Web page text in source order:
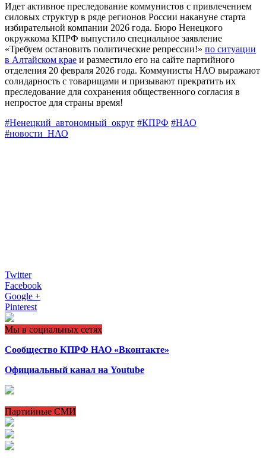
Идет активное преследование коммунистов с привлечением
силовых структур в ряде регионов России накануне старта
избирательной компании 2026 года. Бюро Ненецкого
окружкома КПРФ выпустило специальное заявление
«Требуем остановить политические репрессии!» по ситуации
в Алтайском крае и разместило его на сайте партийного
отделения 20 февраля 2026 года. Коммунисты НАО выражают
солидарность с товарищами и призывают прекратить их
преследование для сохранения общественного согласия в
непростое для страны время!
#Ненецкий_автономный_округ #КПРФ #НАО
#новости_НАО
Twitter
Facebook
Google +
Pinterest
Мы в социальных сетях
Сообщество КПРФ НАО «Вконтакте»
Официальный канал на Youtube
Партийные СМИ